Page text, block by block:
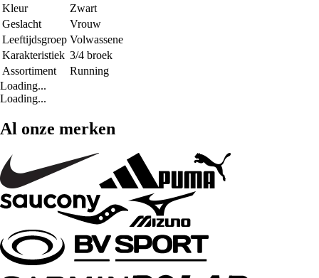
Kleur
Zwart
Geslacht
Vrouw
Leeftijdsgroep Volwassene
Karakteristiek 3/4 broek
Assortiment
Running
Loading...
Loading...
Al onze merken